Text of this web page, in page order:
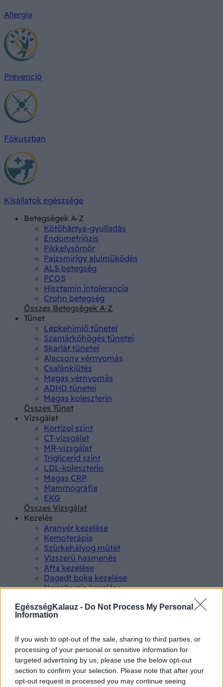
EgészségKalauz - Do Not Process My Personal
Information
If you wish to opt-out of the sale, sharing to third parties, or
processing of your personal or sensitive information for
targeted advertising by us, please use the below opt-out
section to confirm your selection. Please note that after your
opt-out request is processed you may continue seeing
Allergia
Prevenció
Fókuszban
Kisállatok egészsége
Betegségek A-Z
Kötőhártya-gyulladás
Endometriózis
Pikkelysömör
Pajzsmirigy alulműködés
ALS betegség
PCOS
Hisztamin intolerancia
Crohn betegség
Összes Betegségek A-Z
Tünet
Lepkehimlő tünetei
Szamárköhögés tünetei
Skarlát tünetei
Alacsony vérnyomás
Csalánkiütés
Magas vérnyomás
ADHD tünetei
Magas koleszterin
Összes Tünet
Vizsgálat
Kortizol szint
CT-vizsgálat
MR-vizsgálat
Triglicerid szint
LDL-koleszterin
Magas CRP
Mammográfia
EKG
Összes Vizsgálat
Kezelés
Aranyér kezelése
Kemoterápia
Szürkehályog műtét
Vízszerű hasmenés
Afta kezelése
Dagadt boka kezelése
Napallergia kezelése
Összes Kezelés
Életmódváltás